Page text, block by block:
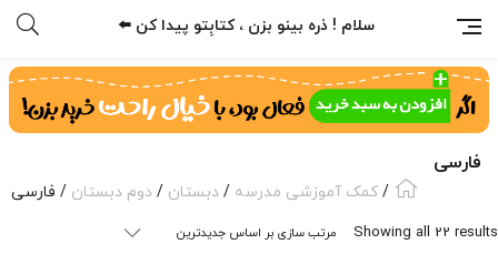
سلام ! ذره بینو بزن ، کتابِتو پیدا کن ⬅️
فارسی
/کمک آموزشی مدرسه / دبستان / دوم دبستان / فارسی
Showing all 22 results
Sorted